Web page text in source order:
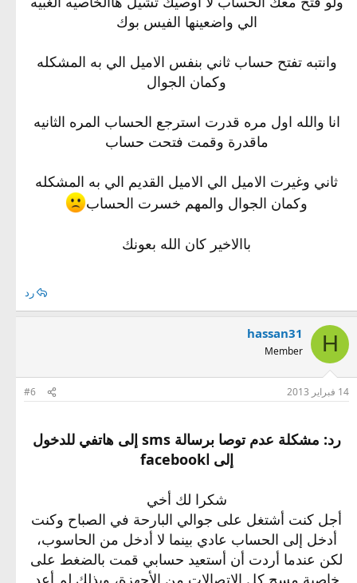
الي واضعينها الفيس بوك
وانتبه تفتح حساب ثاني بنفس الاميل الي به المشكله
وكمان الجوال
انا والله اول مره قدرت استرجع الحساب المره الثانيه
ماقدرة وقمت فتحت حساب
ثاني وغيرت الاميل الي الاميل القديم الي به المشكله
وكمان الجوال والمهم خسرت الحساب
باالاخير كان الله بعونك
رد
H
hassan31
Member
14 فبراير 2013 #6
رد: مشكلة عدم توصا برسالة sms إلى هاتفي للدخول
إلى اfacebook
شكرا لك أخي
أجل كنت أشتغل على جوالي البارحة في الصباح وكنت
أدخل إلى الحساب عادي بينما لا أدخل من الحاسوب،
لكن عندما أردت أن أستعيد حسابي قمت بالضغط على